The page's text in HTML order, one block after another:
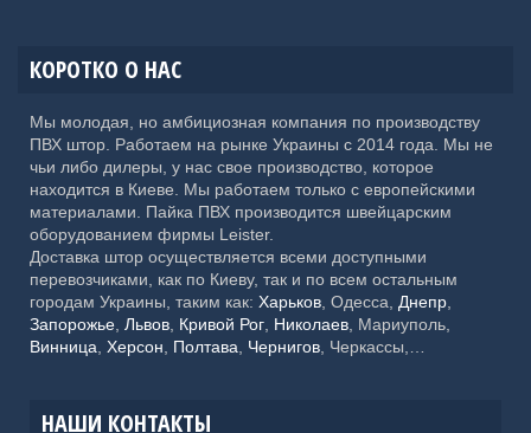
КОРОТКО О НАС
Мы молодая, но амбициозная компания по производству
ПВХ штор. Работаем на рынке Украины с 2014 года. Мы не
чьи либо дилеры, у нас свое производство, которое
находится в Киеве. Мы работаем только с европейскими
материалами. Пайка ПВХ производится швейцарским
оборудованием фирмы Leister.
Доставка штор осуществляется всеми доступными
перевозчиками, как по Киеву, так и по всем остальным
городам Украины, таким как: Харьков, Одесса, Днепр,
Запорожье, Львов, Кривой Рог, Николаев, Мариуполь,
Винница, Херсон, Полтава, Чернигов, Черкассы,
Кременчуг, Луцк, Белая Церковь, Краматорск, Мелитополь,
НАШИ КОНТАКТЫ